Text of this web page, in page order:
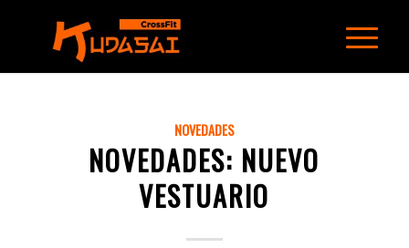
NOVEDADES
NOVEDADES: NUEVO
VESTUARIO